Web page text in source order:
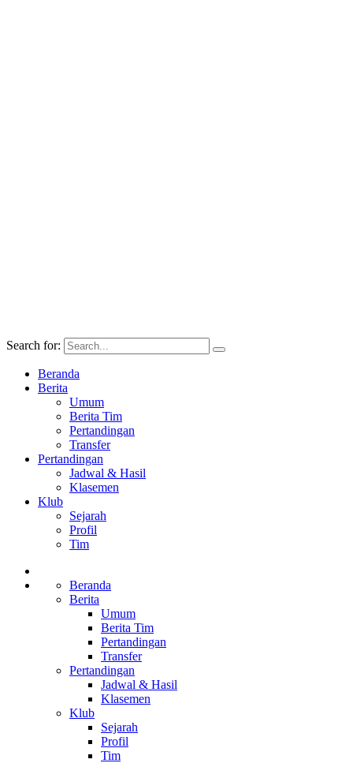
Search for:
Beranda
Berita
Umum
Berita Tim
Pertandingan
Transfer
Pertandingan
Jadwal & Hasil
Klasemen
Klub
Sejarah
Profil
Tim
Beranda
Berita
Umum
Berita Tim
Pertandingan
Transfer
Pertandingan
Jadwal & Hasil
Klasemen
Klub
Sejarah
Profil
Tim